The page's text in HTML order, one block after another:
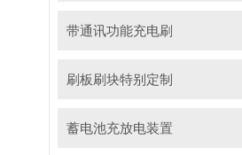
带通讯功能充电刷
刷板刷块特别定制
蓄电池充放电装置